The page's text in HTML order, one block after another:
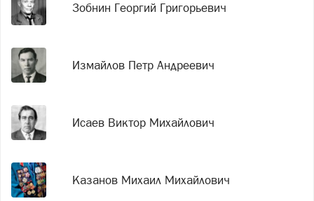
Зобнин Георгий Григорьевич
Измайлов Петр Андреевич
Исаев Виктор Михайлович
Казанов Михаил Михайлович